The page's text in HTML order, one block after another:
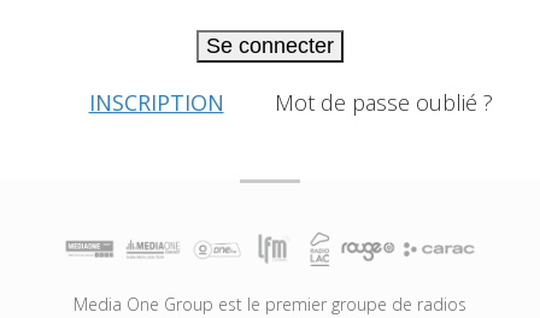
Se connecter
INSCRIPTION Mot de passe oublié ?
Media One Group est le premier groupe de radios